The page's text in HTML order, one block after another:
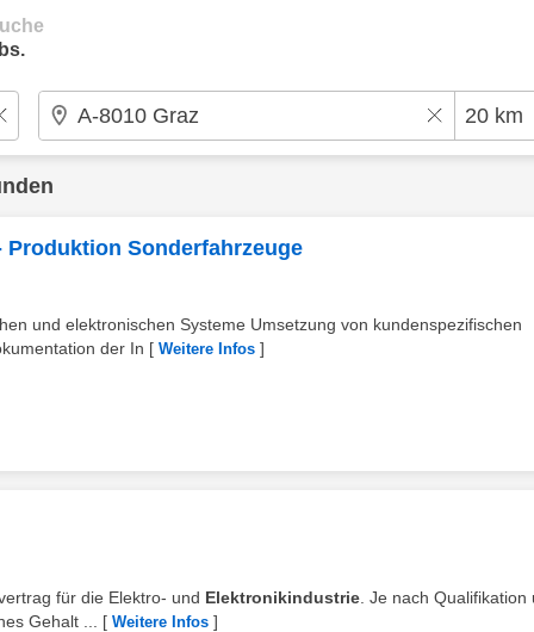
Sonderfahrzeuge
und elektronischen Systeme Umsetzung von kundenspezifischen
der In [ Weitere Infos ]
für die Elektro- und Elektronikindustrie . Je nach Qualifikation
Gehalt ...
[ Weitere Infos ]